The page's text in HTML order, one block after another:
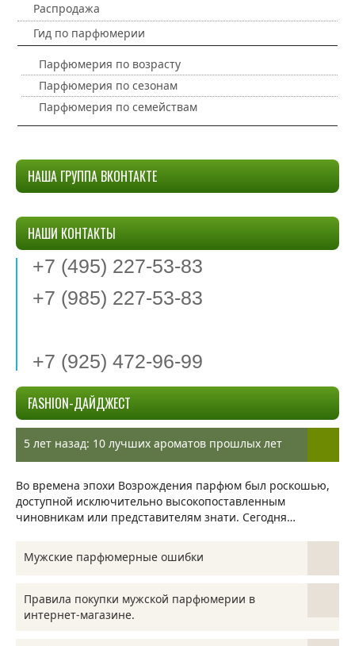
Распродажа
Гид по парфюмерии
Парфюмерия по возрасту
Парфюмерия по сезонам
Парфюмерия по семействам
НАША ГРУППА ВКОНТАКТЕ
НАШИ КОНТАКТЫ
+7 (495) 227-53-83
+7 (985) 227-53-83
+7 (925) 472-96-99
FASHION-ДАЙДЖЕСТ
5 лет назад: 10 лучших ароматов прошлых лет
Во времена эпохи Возрождения парфюм был роскошью,
доступной исключительно высокопоставленным
чиновникам или представителям знати. Сегодня…
Мужские парфюмерные ошибки
Современный ассортимент мужской парфюмерии по
разнообразию лишь немного отстаёт от изобилия духов
Правила покупки мужской парфюмерии в
интернет-магазине.